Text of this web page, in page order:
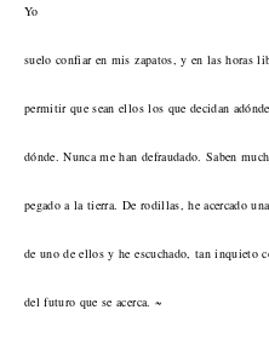
Yo
suelo confiar en mis zapatos, y en las horas
permitir que sean ellos los que decidan
dónde. Nunca me han defraudado. Saben
pegado a la tierra. De rodillas, he acercado
de uno de ellos y he escuchado, tan inquieto
del futuro que se acerca. ~